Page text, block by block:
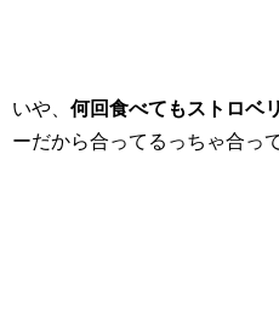
いや、 何回食べてもストロベ
ーだから合ってるっちゃ合っ